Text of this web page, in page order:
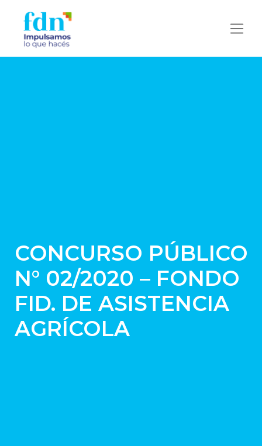
CONCURSO PÚBLICO
N° 02/2020 – FONDO
FID. DE ASISTENCIA
AGRÍCOLA